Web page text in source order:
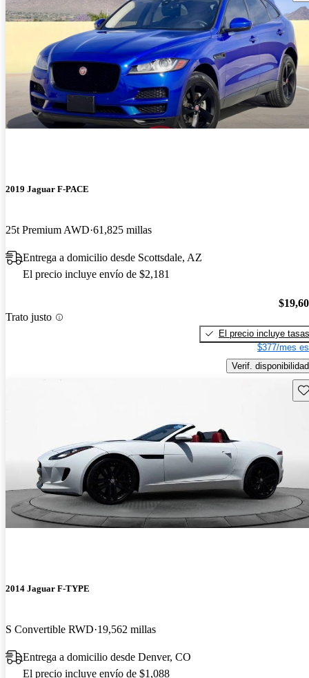
2019 Jaguar F-PACE
25t Premium AWD 61,825 millas
Entrega a domicilio desde Scottsdale, AZ
El precio incluye envío de $2,181
Trato justo
El precio incluye tasas
$377/mes
Verif. disponibilidad
2014 Jaguar F-TYPE
S Convertible RWD 19,562 millas
Entrega a domicilio desde Denver, CO
El precio incluye envío de $1,088